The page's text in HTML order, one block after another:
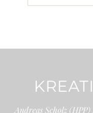
Andreas Scholz